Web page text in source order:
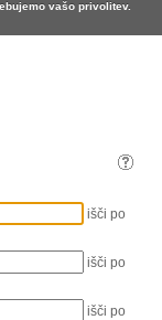
vašo privolitev.
išči po
išči po
išči po